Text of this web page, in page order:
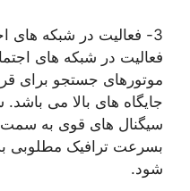
3- فعالیت در شبکه های اجتماعی
فعالیت در شبکه های
موتورهای جستجو برای
جایگاه های بالا می
سیگنال های قوی به
بسرعت ترافیک
شود.